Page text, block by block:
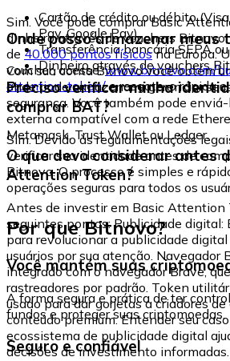
Cartão de crédito ou débito
Pay, Google Pay)
Transferência bancária SEPA
Dinheiro através de vouchers
Sim. Você pode comprar Basic
dinheiro através de vouchers
de 40.000 pontos físicosna Europa.
voucher, acesse:www.bitnovo.com/
attention-token/e resgate-o rápida e
Onde posso armazenar meus
Com sua conta Bitnovo você obtém
onde pode armazenar e gerenciar
segurança. Você também pode
externa compatível com a rede
Metamask, Trust Wallet ou Ledger.
Preciso verificar minha
comprar BAT?
Sim. Devido às regulamentações
verificar sua identidade antes de
Bitnovo. O processo é simples e
operações seguras para todos os
O que devo considerar antes
Attention Token?
Antes de investir em Basic Attention
seguintes pontos: Publicidade digital:
para revolucionar a publicidade
usuários por sua atenção. Navegador
integrado com o navegador Brave,
rastreadores por padrão. Token
usado para dar gorjetas a criadores
conteúdo premium. Entender seu
ecossistema de publicidade digital
decisões de investimento informadas.
Por que Bitnovo?
Você mantém suas
A forma segura e prática de ter
fundos e proteger suas criptomoedas.
Seguro e confiável